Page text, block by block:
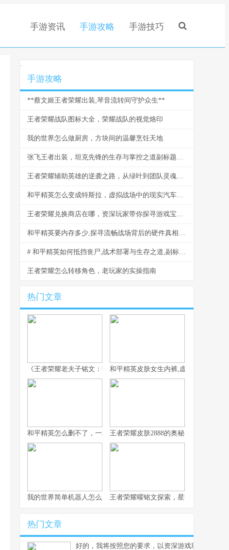
手游资讯 手游攻略 手游技巧
.
手游攻略
**蔡文姬王者荣耀出装,琴音流转间守护众生**
王者荣耀战队图标大全，荣耀战队的视觉烙印
我的世界怎么做厨房，方块间的温馨烹饪天地
张飞王者出装，坦克先锋的生存与掌控之道副标题战场怒吼的装备抉择
王者荣耀辅助英雄的逆袭之路，从绿叶到团队灵魂的蜕变
和平精英怎么变成特斯拉，虚拟战场中的现实汽车革命
王者荣耀兑换商店在哪，资深玩家带你探寻游戏宝藏之地
和平精英要内存多少,探寻流畅战场背后的硬件真相,副标题,资深玩家实战剖析内存需求之谜
# 和平精英如何抵挡丧尸,战术部署与生存之道,副标题末世战场求生指南
王者荣耀怎么转移角色，老玩家的实操指南
热门文章
《王者荣耀老夫子铭文：韧性与强攻的古老智慧》
和平精英皮肤女生内裤,虚拟时尚与现
和平精英怎么删不了，一场数字时代的游戏羁绊
王者荣耀皮肤2888的奥秘，探寻顶级皮
我的世界简单机器人怎么造，简易红石傀儡制作指南
王者荣耀曜铭文探索，星芒流转的精准
热门文章
好的，我将按照您的要求，以资深游戏玩家的角